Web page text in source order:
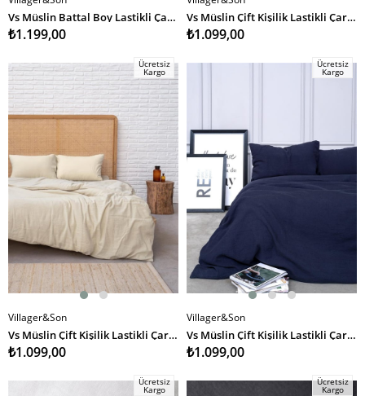
SEPETE EKLE
Vs Müslin Battal Boy Lastikli Çarşaf 180 200 ANTRASİT
₺1.199,00
SEPETE EKLE
Vs Müslin Çift Kişilik Lastikli Çarşaf 160 200 PEMBE
₺1.099,00
SEPETE EKLE
Ücretsiz
Kargo
Villager&Son
Vs Müslin Çift Kişilik Lastikli Çarşaf 160 200 KREM
₺1.099,00
SEPETE EKLE
Ücretsiz
Kargo
Villager&Son
Vs Müslin Çift Kişilik Lastikli Çarşaf 160 200 DENİM
₺1.099,00
Ücretsiz
Kargo
Ücretsiz
Kargo